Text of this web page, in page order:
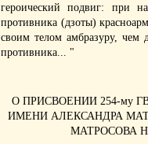
героический подвиг: при
противника (дзоты)
своим телом амбразуру, чем
противника... "
О ПРИСВОЕНИИ 254-му
ИМЕНИ АЛЕКСАНДРА
МАТРОСОВА